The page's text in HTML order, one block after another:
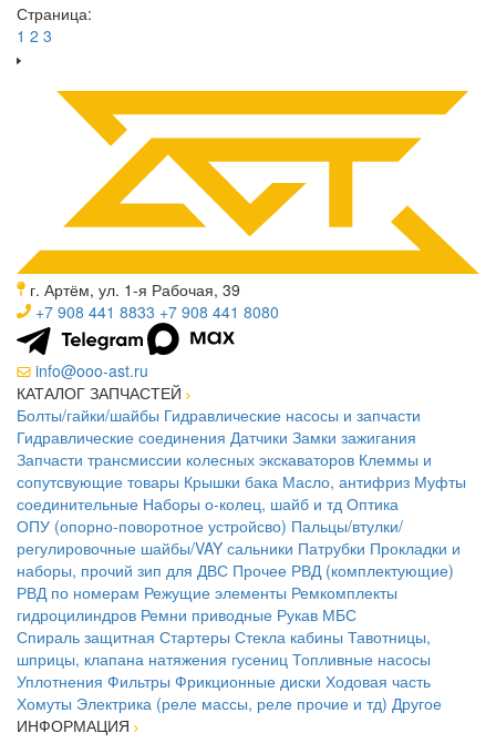
Страница:
1 2 3
г. Артём, ул. 1-я Рабочая, 39
+7 908 441 8833 +7 908 441 8080
info@ooo-ast.ru
КАТАЛОГ ЗАПЧАСТЕЙ
Болты/гайки/шайбы Гидравлические насосы и запчасти
Гидравлические соединения Датчики Замки зажигания
Запчасти трансмиссии колесных экскаваторов Клеммы и
сопутсвующие товары Крышки бака Масло, антифриз Муфты
соединительные Наборы о-колец, шайб и тд Оптика
ОПУ (опорно-поворотное устройсво) Пальцы/втулки/
регулировочные шайбы/VAY сальники Патрубки Прокладки и
наборы, прочий зип для ДВС Прочее РВД (комплектующие)
РВД по номерам Режущие элементы Ремкомплекты
гидроцилиндров Ремни приводные Рукав МБС
Спираль защитная Стартеры Стекла кабины Тавотницы,
шприцы, клапана натяжения гусениц Топливные насосы
Уплотнения Фильтры Фрикционные диски Ходовая часть
Хомуты Электрика (реле массы, реле прочие и тд) Другое
ИНФОРМАЦИЯ